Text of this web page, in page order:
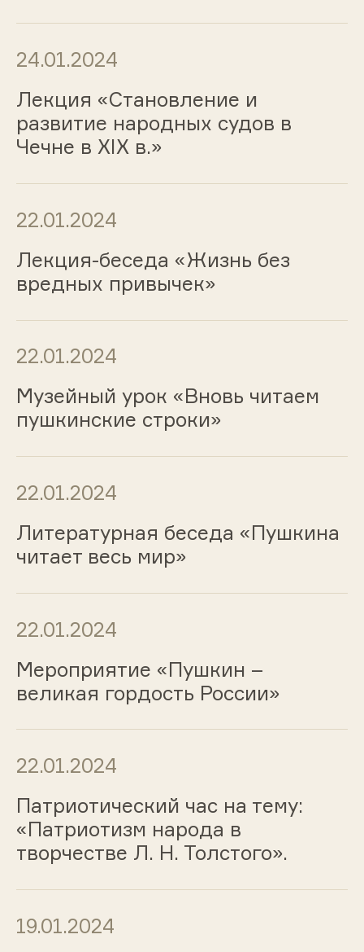
24.01.2024
Лекция «Становление и
развитие народных судов в
Чечне в XIX в.»
22.01.2024
Лекция-беседа «Жизнь без
вредных привычек»
22.01.2024
Музейный урок «Вновь читаем
пушкинские строки»
22.01.2024
Литературная беседа «Пушкина
читает весь мир»
22.01.2024
Мероприятие «Пушкин –
великая гордость России»
22.01.2024
Патриотический час на тему:
«Патриотизм народа в
творчестве Л. Н. Толстого».
19.01.2024